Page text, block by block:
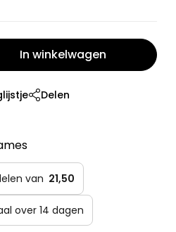
In winkelwagen
Delen
van 21,50
over 14 dagen